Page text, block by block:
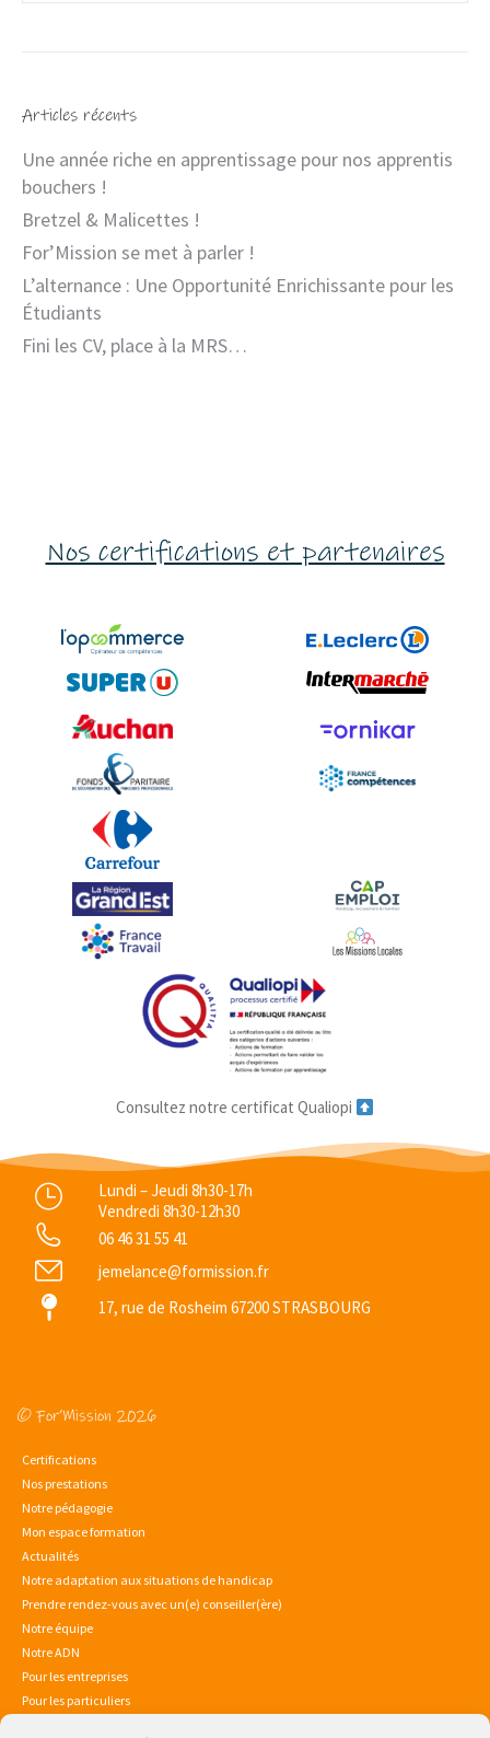
Articles récents
Une année riche en apprentissage pour nos apprentis
bouchers !
Bretzel & Malicettes !
For’Mission se met à parler !
L’alternance : Une Opportunité Enrichissante pour les
Étudiants
Fini les CV, place à la MRS…
Nos certifications et partenaires
Consultez notre certificat Qualiopi
Lundi – Jeudi 8h30-17h
Vendredi 8h30-12h30
06 46 31 55 41
jemelance@formission.fr
17, rue de Rosheim 67200 STRASBOURG
© For’Mission 2026
Certifications
Nos prestations
Notre pédagogie
Mon espace formation
Actualités
Notre adaptation aux situations de handicap
Prendre rendez-vous avec un(e) conseiller(ère)
Notre équipe
Notre ADN
Pour les entreprises
Pour les particuliers